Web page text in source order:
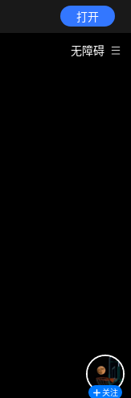
打开
无障碍
关注